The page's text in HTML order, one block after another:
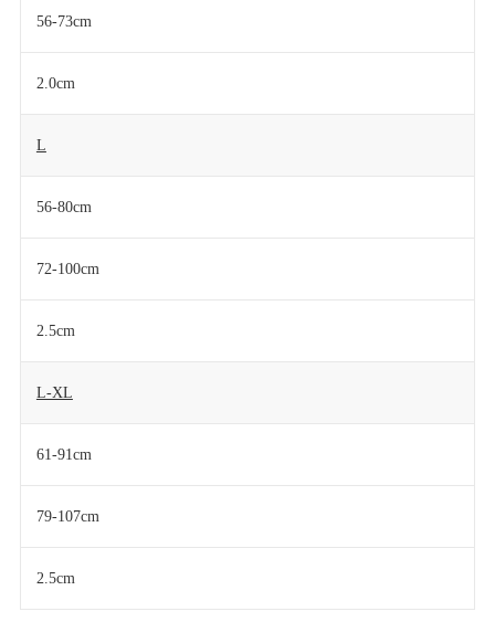
56-73cm
2.0cm
L
56-80cm
72-100cm
2.5cm
L-XL
61-91cm
79-107cm
2.5cm